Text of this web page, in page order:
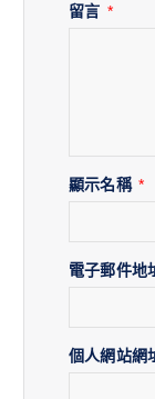
留言 *
顯示名稱 *
電子郵件地
個人網站網